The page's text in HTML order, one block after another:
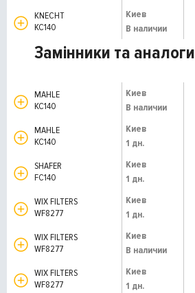
KNECHT
KC140
Киев
В наличии
Замінники та аналоги
MAHLE
KC140
Киев
В наличии
MAHLE
KC140
Киев
1 дн.
SHAFER
FC140
Киев
1 дн.
WIX FILTERS
WF8277
Киев
1 дн.
WIX FILTERS
WF8277
Киев
В наличии
WIX FILTERS
WF8277
Киев
1 дн.